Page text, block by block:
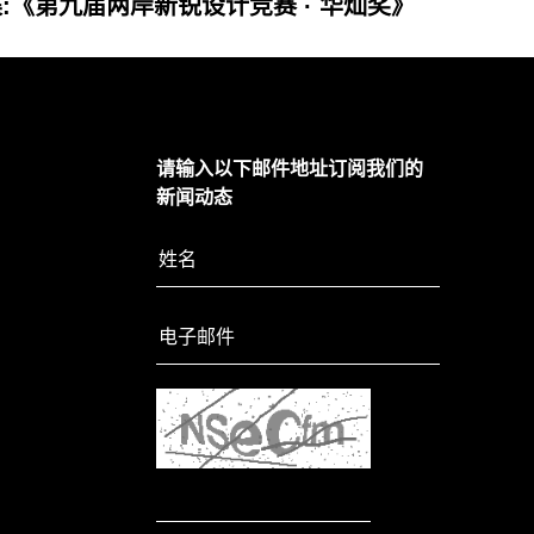
《第九届两岸新锐设计竞赛 · 华灿奖》
请输入以下邮件地址订阅我们的
新闻动态